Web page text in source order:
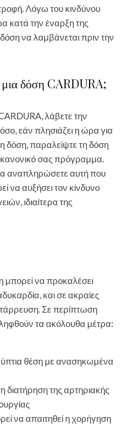
Λόγω του κινδύνου
κατά την έναρξη της
να λαμβάνεται πριν την
δόση CARDURA;
λάβετε την
εάν πλησιάζει η ώρα για
δόση, παραλείψτε τη δόση
κανονικό σας πρόγραμμα.
αναπληρώσετε αυτή που
να αυξήσει τον κίνδυνο
ιδιαίτερα της
μπορεί να προκαλέσει
και σε ακραίες
Σε περίπτωση
τα ακόλουθα μέτρα:
θέση με ανασηκωμένα
διατήρηση της αρτηριακής
να απαιτηθεί η χορήγηση